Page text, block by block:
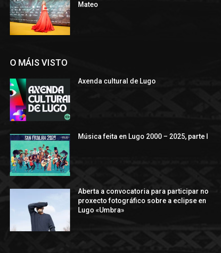
Mateo
O MÁIS VISTO
Axenda cultural de Lugo
Música feita en Lugo 2000 – 2025, parte I
Aberta a convocatoria para participar no
proxecto fotográfico sobre a eclipse en
Lugo «Umbra»